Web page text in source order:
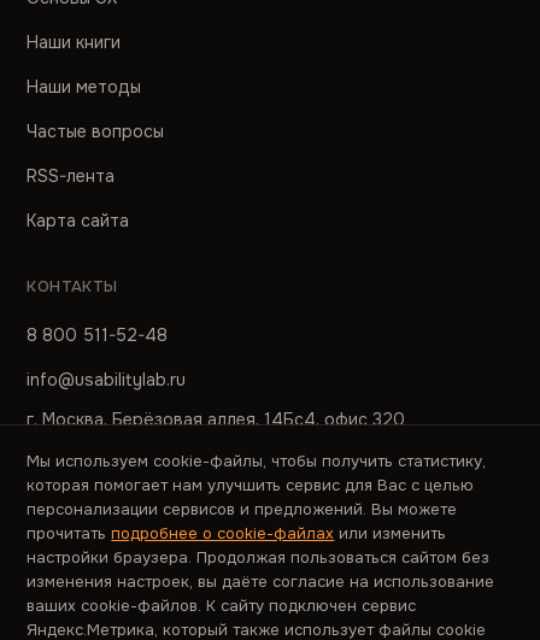
Наши книги
Наши методы
Частые вопросы
RSS-лента
Карта сайта
КОНТАКТЫ
8 800 511-52-48
info@usabilitylab.ru
г. Москва, Берёзовая аллея, 14Бс4, офис 320
ПРЕСС-СЛУЖБА
pr@usabilitylab.ru
Мы используем cookie-файлы, чтобы получить статистику,
которая помогает нам улучшить сервис для Вас с целью
персонализации сервисов и предложений. Вы можете
прочитатьподробнее о cookie-файлах или изменить
настройки браузера. Продолжая пользоваться сайтом без
изменения настроек, вы даёте согласие на использование
ваших cookie-файлов. К сайту подключен сервис
Яндекс.Метрика, который также использует файлы cookie